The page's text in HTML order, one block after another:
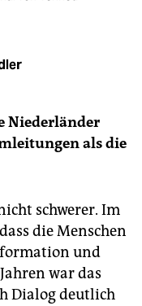
Niederländer
als die
schwerer. Im
die Menschen
und
war das
Dialog deutlich